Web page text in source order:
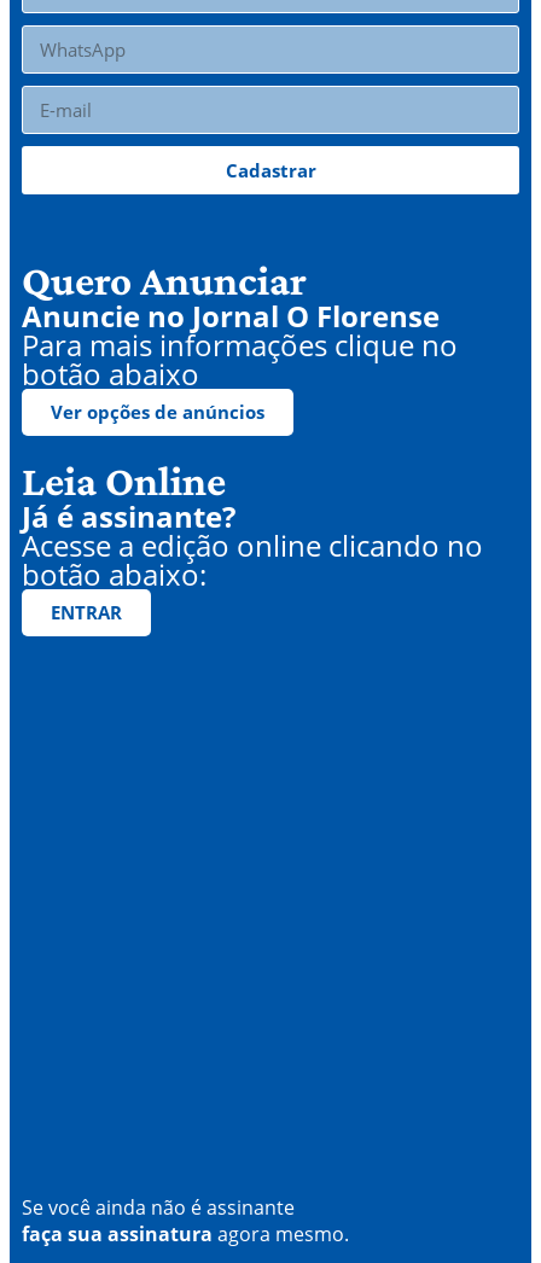
Cadastrar
Quero Anunciar
Anuncie no Jornal O Florense
Para mais informações clique no
botão abaixo
Ver opções de anúncios
Leia Online
Já é assinante?
Acesse a edição online clicando no
botão abaixo:
ENTRAR
Se você ainda não é assinante
faça sua assinatura agora mesmo.